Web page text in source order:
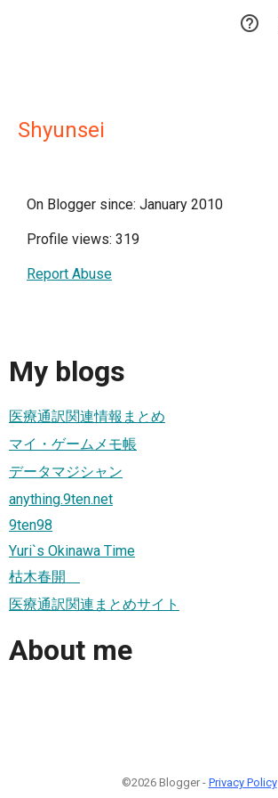

Shyunsei
On Blogger since: January 2010
Profile views: 319
Report Abuse
My blogs
医療通訳関連情報まとめ
マイ・ゲームメモ帳
データマジシャン
anything.9ten.net
9ten98
Yuri`s Okinawa Time
枯木春開
医療通訳関連まとめサイト
About me
©2026 Blogger - Privacy Policy